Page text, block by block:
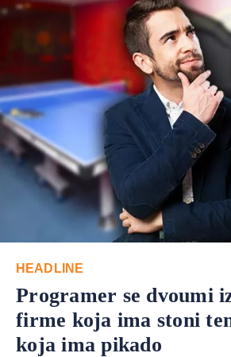
HEADLINE
Programer se dvoumi
firme koja ima stoni
koja ima pikado